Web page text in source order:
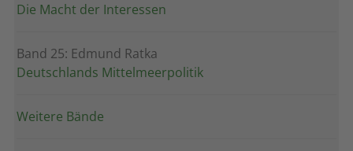
Die Macht der Interessen
Band 25: Edmund Ratka
Deutschlands Mittelmeerpolitik
Weitere Bände